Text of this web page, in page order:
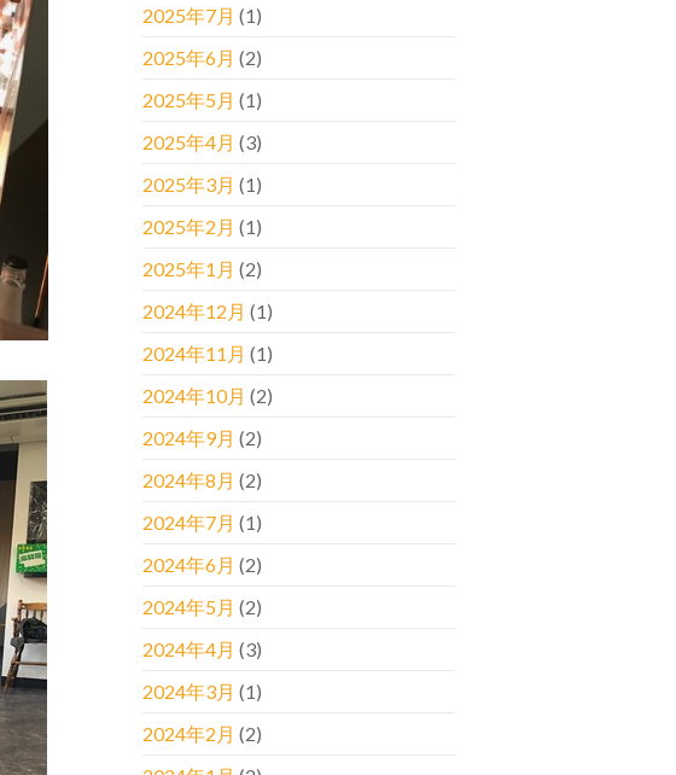
2025年7月 (1)
2025年6月 (2)
2025年5月 (1)
2025年4月 (3)
2025年3月 (1)
2025年2月 (1)
2025年1月 (2)
2024年12月 (1)
2024年11月 (1)
2024年10月 (2)
2024年9月 (2)
2024年8月 (2)
2024年7月 (1)
2024年6月 (2)
2024年5月 (2)
2024年4月 (3)
2024年3月 (1)
2024年2月 (2)